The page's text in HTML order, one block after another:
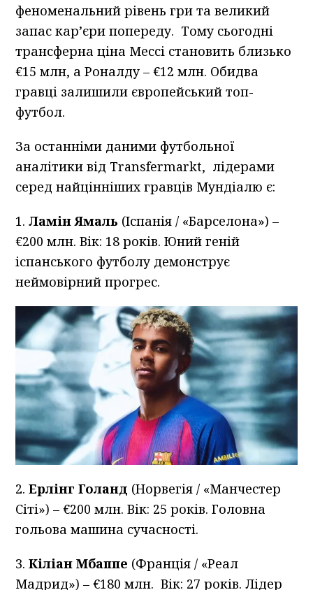
феноменальний рівень гри та великий
запас кар’єри попереду. Тому сьогодні
трансферна ціна Мессі становить близько
€15 млн, а Роналду – €12 млн. Обидва
гравці залишили європейський топ-
футбол.
За останніми даними футбольної
аналітики від Transfermarkt, лідерами
серед найцінніших гравців Мундіалю є:
1.Ламін Ямаль (Іспанія / «Барселона») –
€200 млн. Вік: 18 років. Юний геній
іспанського футболу демонструє
неймовірний прогрес.
2.Ерлінг Голанд (Норвегія / «Манчестер
Сіті») – €200 млн. Вік: 25 років. Головна
гольова машина сучасності.
3.Кіліан Мбаппе (Франція / «Реал
Мадрид») – €180 млн. Вік: 27 років. Лідер